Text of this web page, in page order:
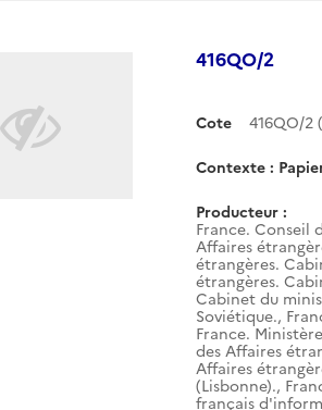
416QO/2
Cote 416QO/2
Contexte :
Producteur :
France. Conseil
Affaires
étrangères.
étrangères.
Cabinet du
Soviétique.,
France.
des Affaires
Affaires
(Lisbonne).,
français